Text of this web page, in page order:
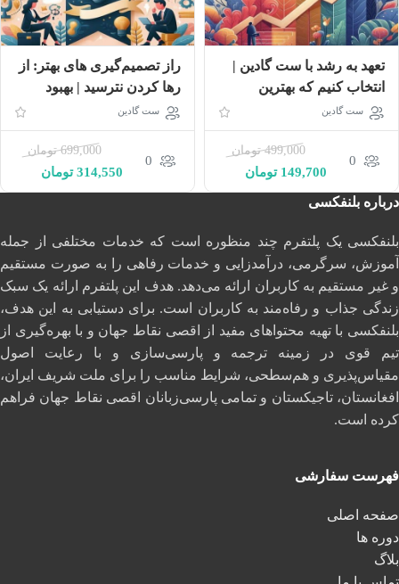
تعهد به رشد با ست گادین |
انتخاب کنیم که بهترین
کارمان را انجام دهیم
ست گادین
0
499,000 تومان
149,700 تومان
راز تصمیم‌گیری‌ های بهتر: از
رها کردن نترسید | بهبود
تصمیمات روزانه با ست
گادین
ست گادین
0
699,000 تومان
314,550 تومان
درباره بلنفکسی
بلنفکسی یک پلتفرم چند منظوره است که خدمات مختلفی از جمله
آموزش، سرگرمی، درآمدزایی و خدمات رفاهی را به صورت مستقیم
و غیر مستقیم به کاربران ارائه می‌دهد. هدف این پلتفرم ارائه یک سبک
زندگی جذاب و رفاه‌مند به کاربران است. برای دستیابی به این هدف،
بلنفکسی با تهیه محتواهای مفید از اقصی نقاط جهان و با بهره‌گیری از
تیم قوی در زمینه ترجمه و پارسی‌سازی و با رعایت اصول
مقیاس‌پذیری و هم‌سطحی، شرایط مناسب را برای ملت شریف ایران،
افغانستان، تاجیکستان و تمامی پارسی‌زبانان اقصی نقاط جهان فراهم
کرده است.
فهرست سفارشی
صفحه اصلی
دوره ها
بلاگ